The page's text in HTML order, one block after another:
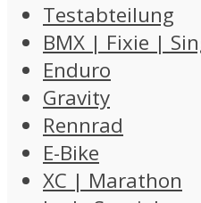
Testabteilung
BMX | Fixie |
Enduro
Gravity
Rennrad
E-Bike
XC | Marathon